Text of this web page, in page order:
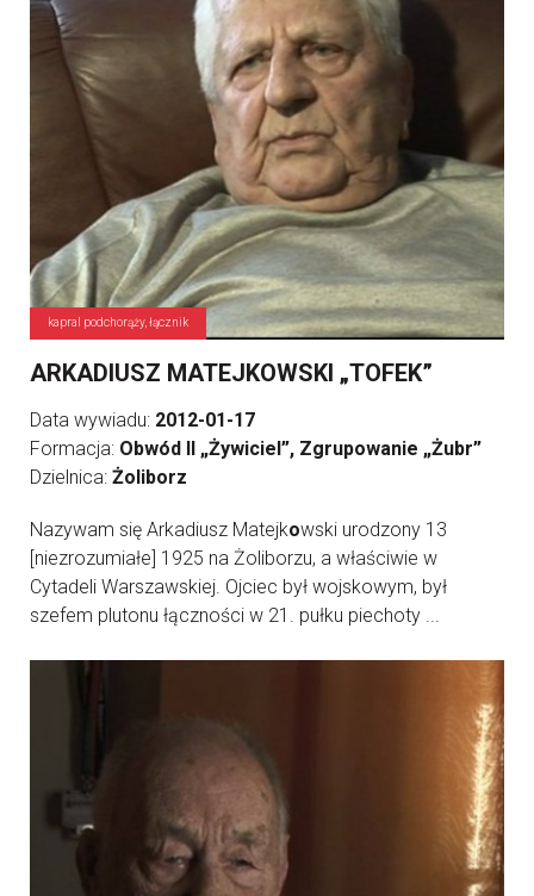
kapral podchorąży, łącznik
ARKADIUSZ MATEJKOWSKI „TOFEK”
Data wywiadu: 2012-01-17
Formacja: Obwód II „Żywiciel”, Zgrupowanie „Żubr”
Dzielnica: Żoliborz
Nazywam się Arkadiusz Matejkowski urodzony 13
[niezrozumiałe] 1925 na Żoliborzu, a właściwie w
Cytadeli Warszawskiej. Ojciec był wojskowym, był
szefem plutonu łączności w 21. pułku piechoty ...